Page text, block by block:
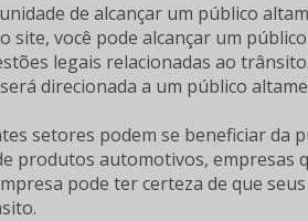
de alcançar um público
site, você pode alcançar um
legais relacionadas ao
direcionada a um público
setores podem se beneficiar da
produtos automotivos,
pode ter certeza de que